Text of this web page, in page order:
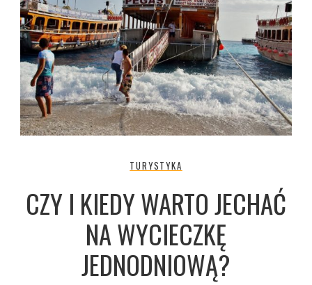
TURYSTYKA
CZY I KIEDY WARTO JECHAĆ
NA WYCIECZKĘ
JEDNODNIOWĄ?